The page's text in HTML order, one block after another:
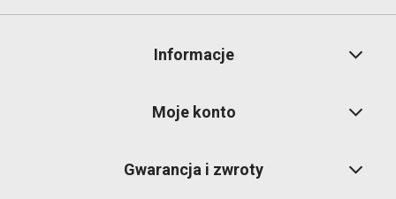
Informacje
Moje konto
Gwarancja i zwroty